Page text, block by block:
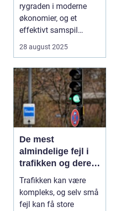
rygraden i moderne
økonomier, og et
effektivt samspil
mellem tog og last...
28 august 2025
De mest
almindelige fejl i
trafikken og deres
konsekvenser
Trafikken kan være
kompleks, og selv små
fejl kan få store